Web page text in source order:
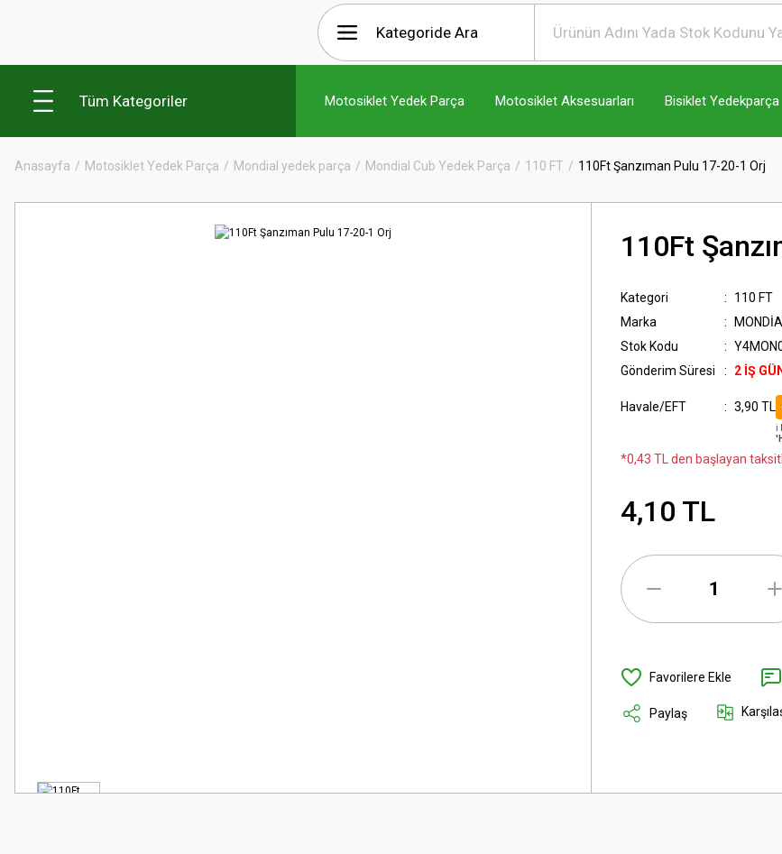
Tüm Kategoriler Motosiklet Yedek Parça Motosiklet Aksesuarları Bisiklet Yedekparça
Anasayfa Motosiklet Yedek Parça Mondial yedek parça Mondial Cub Yedek Parça 110 FT 110Ft Şanzıman Pulu 17-20-1 Orj
110Ft
Kategori
110 FT
Marka
Stok Kodu
Gönderim Süresi
2 İŞ
Havale/EFT 3,90 TL
ℹ️
*0,43 TL den başlayan
4,10 TL
Paylaş